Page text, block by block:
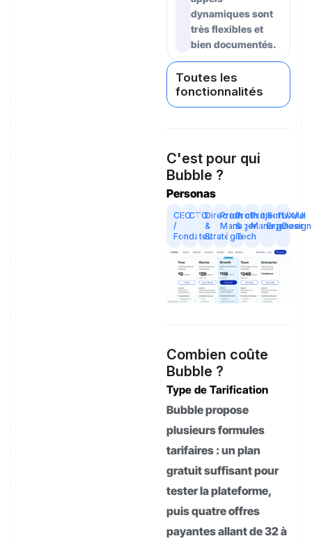
dynamiques sont
très flexibles et
bien documentés.
Toutes les
fonctionnalités
C'est pour qui
Bubble ?
Personas
CEO
/
Fondateur
CTODirection
&
Stratégie
Product
Manager
Produit
&
Tech
Project
Manager
Software
Engineer
UX/UI
Combien coûte
Bubble ?
Type de Tarification
Bubble propose
plusieurs formules
tarifaires : un plan
gratuit suffisant pour
tester la plateforme,
puis quatre offres
payantes allant de 32 à